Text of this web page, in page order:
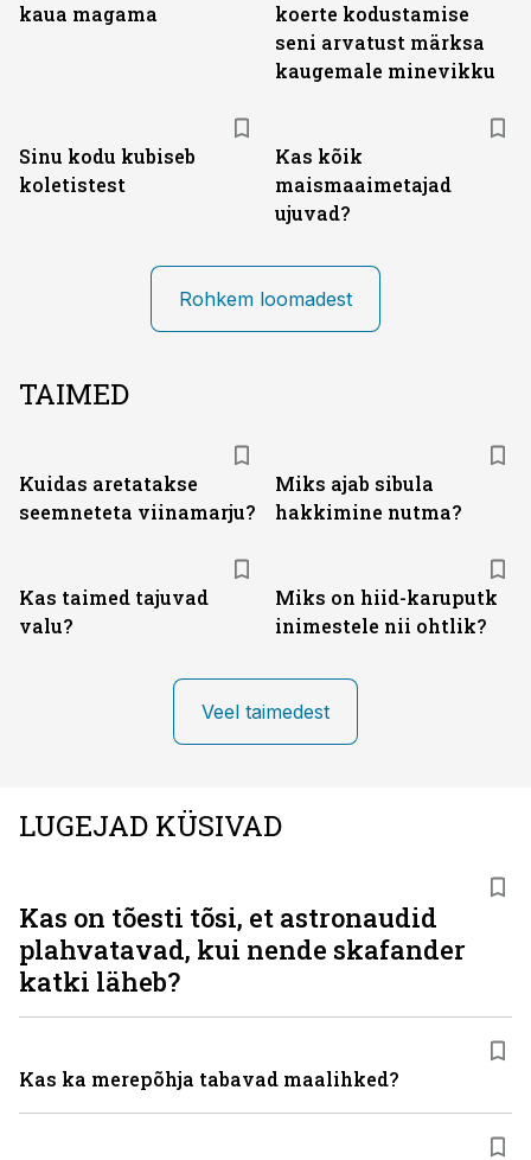
kaua magama
koerte kodustamise
seni arvatust märksa
kaugemale minevikku
Sinu kodu kubiseb
koletistest
Kas kõik
maismaaimetajad
ujuvad?
Rohkem loomadest
TAIMED
Kuidas aretatakse
seemneteta viinamarju?
Miks ajab sibula
hakkimine nutma?
Kas taimed tajuvad
valu?
Miks on hiid-karuputk
inimestele nii ohtlik?
Veel taimedest
LUGEJAD KÜSIVAD
Kas on tõesti tõsi, et astronaudid
plahvatavad, kui nende skafander
katki läheb?
Kas ka merepõhja tabavad maalihked?